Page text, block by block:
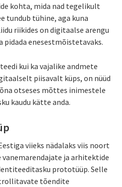
kohta, mida nad tegelikult
tundub tühine, aga kuna
riikides on digitaalse arengu
pidada enesestmõistetavaks.
kui ka vajalike andmete
piisavalt küps, on nüüd
otseses mõttes inimestele
kaudu kätte anda.
viieks nädalaks viis noort
ja arhitektide
prototüüp. Selle
tõendite